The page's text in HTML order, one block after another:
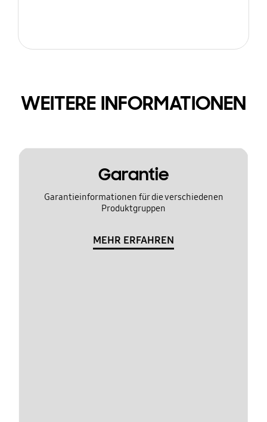
WEITERE INFORMATIONEN
Garantie
Garantieinformationen für die verschiedenen
Produktgruppen
MEHR ERFAHREN